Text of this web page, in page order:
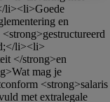
li><li>Goede
en
li><li>
</strong>en
mag je
<strong>salaris
met extralegale